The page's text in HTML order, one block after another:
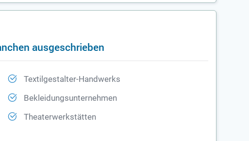
ausgeschrieben
Textilgestalter-Handwerks
Bekleidungsunternehmen
Theaterwerkstätten